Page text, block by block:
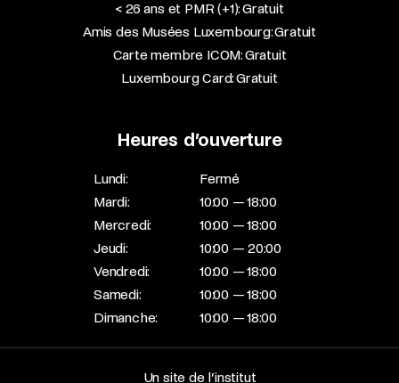
< 26 ans et PMR (+1): Gratuit
Amis des Musées Luxembourg: Gratuit
Carte membre ICOM: Gratuit
Luxembourg Card: Gratuit
Heures d’ouverture
Lundi:
Fermé
Mardi:
10:00 — 18:00
Mercredi:
10:00 — 18:00
Jeudi:
10:00 — 20:00
Vendredi:
10:00 — 18:00
Samedi:
10:00 — 18:00
Dimanche:
10:00 — 18:00
Un site de l’institut